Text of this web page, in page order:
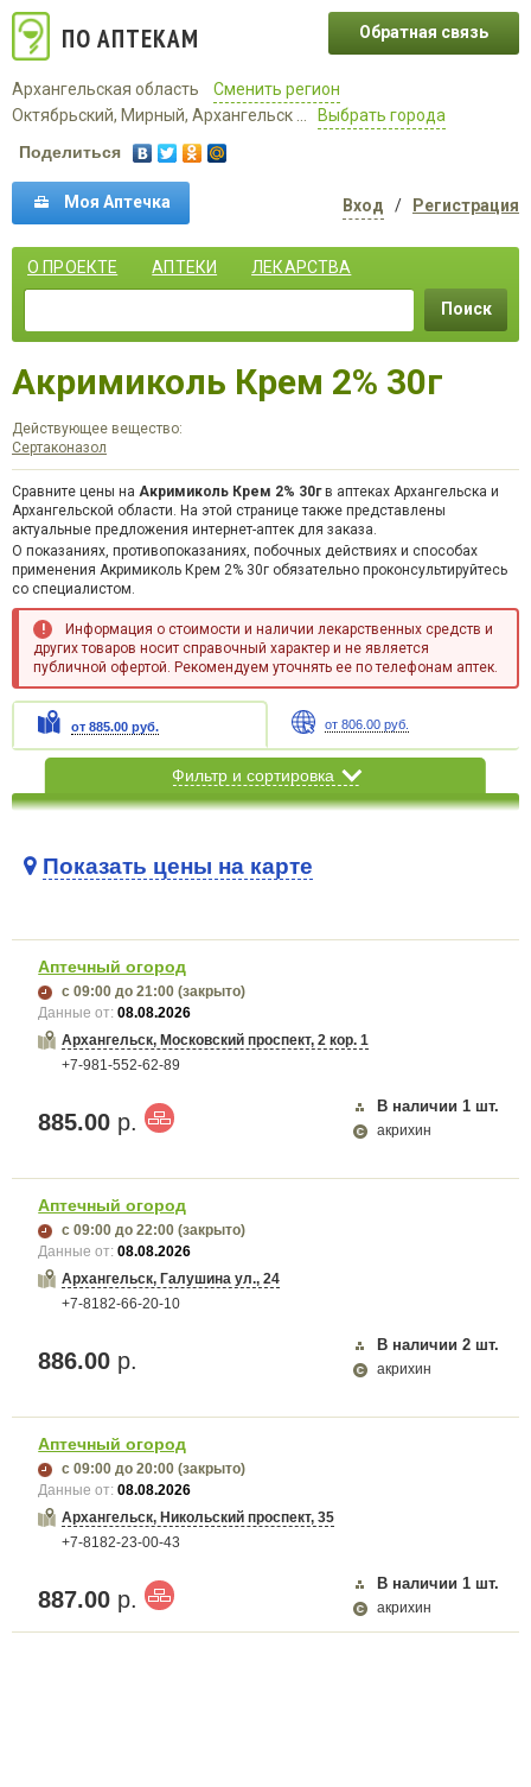
ПО АПТЕКАМ
Архангельская область
Сменить регион
Октябрьский, Мирный, Архангельск ...
Выбрать города
Обратная связь
Поделиться
Моя Аптечка Вход / Регистрация
О ПРОЕКТЕ АПТЕКИ ЛЕКАРСТВА
Поиск
Акримиколь Крем 2% 30г
Действующее вещество:
Сертаконазол
Сравните цены на Акримиколь Крем 2% 30гв аптеках Архангельска и
Архангельской области. На этой странице также представлены
актуальные предложения интернет-аптек для заказа.
О показаниях, противопоказаниях, побочных действиях и способах
применения Акримиколь Крем 2% 30г обязательно проконсультируйтесь
со специалистом.
Информация о стоимости и наличии лекарственных средств и
других товаров носит справочный характер и не является
публичной офертой. Рекомендуем уточнять ее по телефонам аптек.
от 885.00 руб. от 806.00 руб.
Фильтр и сортировка
Карта загружается...
Показать цены на карте
Аптечный огород
с 09:00 до 21:00 (закрыто)
Данные от:08.08.2026
Архангельск, Московский проспект, 2 кор. 1
+7-981-552-62-89
885.00 р.
В наличии 1 шт.
акрихин
Аптечный огород
с 09:00 до 22:00 (закрыто)
Данные от:08.08.2026
Архангельск, Галушина ул., 24
+7-8182-66-20-10
886.00 р.
В наличии 2 шт.
акрихин
Аптечный огород
с 09:00 до 20:00 (закрыто)
Данные от:08.08.2026
Архангельск, Никольский проспект, 35
+7-8182-23-00-43
887.00 р.
В наличии 1 шт.
акрихин